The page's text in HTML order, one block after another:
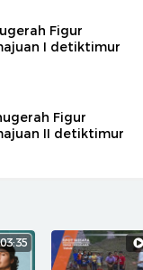
Figur
I detiktimur
Figur
II detiktimur
03:35